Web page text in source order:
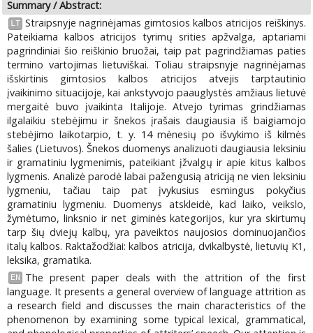
Summary / Abstract:
LT Straipsnyje nagrinėjamas gimtosios kalbos atricijos reiškinys.
Pateikiama kalbos atricijos tyrimų srities apžvalga, aptariami
pagrindiniai šio reiškinio bruožai, taip pat pagrindžiamas paties
termino vartojimas lietuviškai. Toliau straipsnyje nagrinėjamas
išskirtinis gimtosios kalbos atricijos atvejis tarptautinio
įvaikinimo situacijoje, kai ankstyvojo paauglystės amžiaus lietuvė
mergaitė buvo įvaikinta Italijoje. Atvejo tyrimas grindžiamas
ilgalaikiu stebėjimu ir šnekos įrašais daugiausia iš baigiamojo
stebėjimo laikotarpio, t. y. 14 mėnesių po išvykimo iš kilmės
šalies (Lietuvos). Šnekos duomenys analizuoti daugiausia leksiniu
ir gramatiniu lygmenimis, pateikiant įžvalgų ir apie kitus kalbos
lygmenis. Analizė parodė labai pažengusią atriciją ne vien leksiniu
lygmeniu, tačiau taip pat įvykusius esmingus pokyčius
gramatiniu lygmeniu. Duomenys atskleidė, kad laiko, veikslo,
žymėtumo, linksnio ir net giminės kategorijos, kur yra skirtumų
tarp šių dviejų kalbų, yra paveiktos naujosios dominuojančios
italų kalbos. Raktažodžiai: kalbos atricija, dvikalbystė, lietuvių K1,
leksika, gramatika.
EN
The present paper deals with the attrition of the first
language. It presents a general overview of language attrition as
a research field and discusses the main characteristics of the
phenomenon by examining some typical lexical, grammatical,